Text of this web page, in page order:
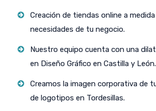
Creación de tiendas online a
necesidades de tu negocio.
Nuestro equipo cuenta con una
en Diseño Gráfico en Castilla y León.
Creamos la imagen corporativa de
de logotipos en Tordesillas.